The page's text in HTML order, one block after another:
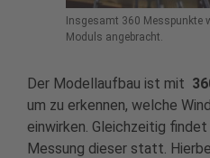
Insgesamt 360 Messpunkte
Moduls angebracht.
Der Modellaufbau ist mit
um zu erkennen, welche
einwirken. Gleichzeitig
Messung dieser statt.